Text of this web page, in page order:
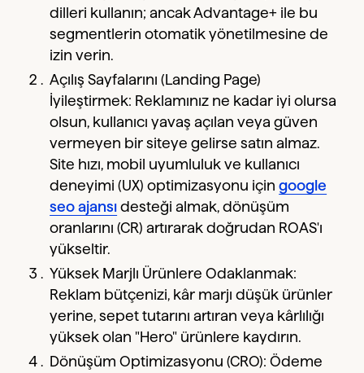
dilleri kullanın; ancak Advantage+ ile bu
segmentlerin otomatik yönetilmesine de
izin verin.
Açılış Sayfalarını (Landing Page)
İyileştirmek: Reklamınız ne kadar iyi olursa
olsun, kullanıcı yavaş açılan veya güven
vermeyen bir siteye gelirse satın almaz.
Site hızı, mobil uyumluluk ve kullanıcı
deneyimi (UX) optimizasyonu içingoogle
seo ajansı desteği almak, dönüşüm
oranlarını (CR) artırarak doğrudan ROAS'ı
yükseltir.
Yüksek Marjlı Ürünlere Odaklanmak:
Reklam bütçenizi, kâr marjı düşük ürünler
yerine, sepet tutarını artıran veya kârlılığı
yüksek olan "Hero" ürünlere kaydırın.
Dönüşüm Optimizasyonu (CRO): Ödeme